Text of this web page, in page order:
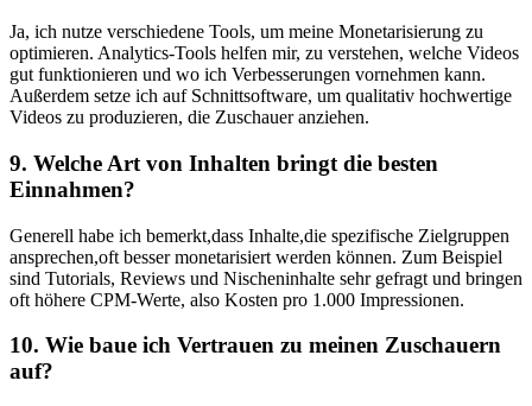
Ja, ich nutze verschiedene Tools, um meine Monetarisierung zu
optimieren. Analytics-Tools helfen​ mir,⁣ zu ‌verstehen, welche Videos
gut funktionieren und wo ich ⁢Verbesserungen ‍vornehmen kann.
Außerdem setze ich auf Schnittsoftware, um ‍qualitativ hochwertige
Videos⁣ zu produzieren, die Zuschauer anziehen.
9. Welche Art von Inhalten⁤ bringt die besten
Einnahmen?
Generell habe ⁢ich bemerkt,dass Inhalte,die spezifische Zielgruppen
ansprechen,oft besser monetarisiert werden können. Zum Beispiel
sind Tutorials, Reviews und Nischeninhalte sehr gefragt und bringen
oft höhere CPM-Werte,‌ also Kosten pro⁣ 1.000 Impressionen.
10. Wie baue ich Vertrauen ⁣zu meinen Zuschauern
auf?